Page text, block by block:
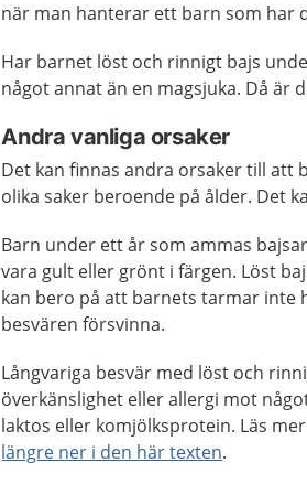
när man hanterar ett barn som har
Har barnet löst och rinnigt bajs
något annat än en magsjuka. Då är
Andra vanliga orsaker
Det kan finnas andra orsaker till att
olika saker beroende på ålder. Det
Barn under ett år som ammas
vara gult eller grönt i färgen. Löst
kan bero på att barnets tarmar inte
besvären försvinna.
Långvariga besvär med löst och
överkänslighet eller allergi mot
laktos eller komjölksprotein. Läs
längre ner i den här texten.